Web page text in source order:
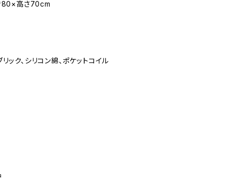
高さ70cm
ック、シリコン綿、ポケットコイル